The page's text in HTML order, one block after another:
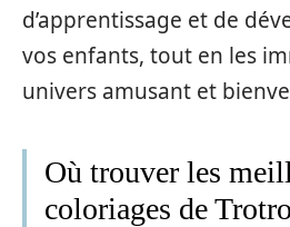
d’apprentissage et de
vos enfants, tout en les
univers amusant et
Où trouver les
coloriages de